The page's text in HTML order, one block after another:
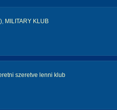
, MILITARY KLUB
szeretve lenni klub